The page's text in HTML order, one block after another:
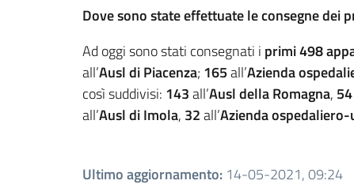
Dove sono state effettuate le consegne dei
Ad oggi sono stati consegnati i primi 498
all’Ausl di Piacenza; 165all’Azienda
così suddivisi: 143all’Ausl della Romagna, 54
all’Ausl di Imola, 32all’Azienda
Ultimo aggiornamento: 14-05-2021, 09:24